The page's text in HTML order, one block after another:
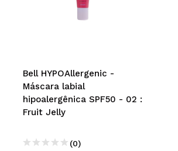
Bell HYPOAllergenic -
Máscara labial
hipoalergênica SPF50 - 02 :
Fruit Jelly
(0)